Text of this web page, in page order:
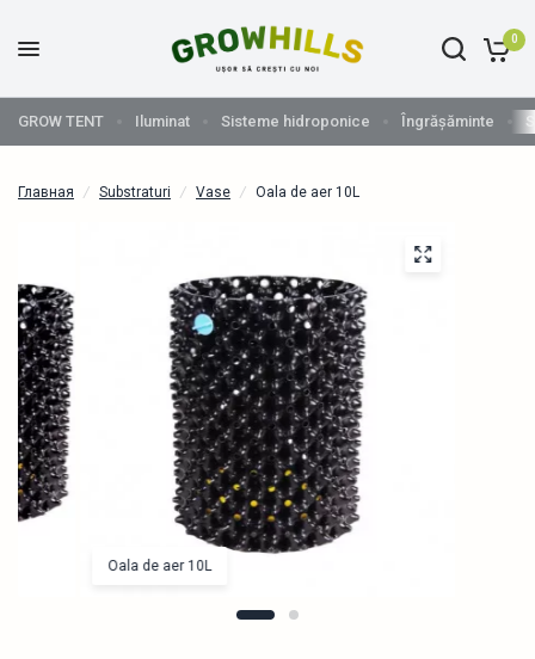
0
GROW TENT Iluminat Sisteme hidroponice Îngrășăminte
Главная / Substraturi / Vase / Oala de aer 10L
Oala de aer 10L